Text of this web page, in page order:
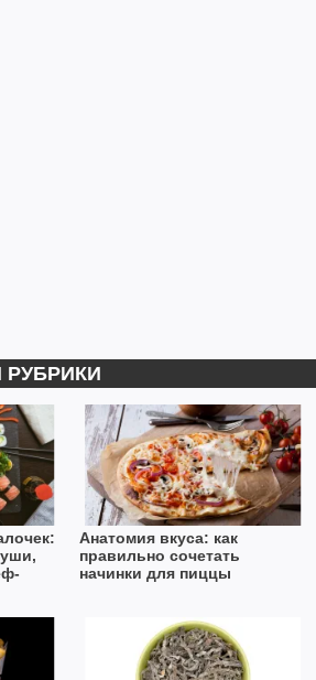
РУБРИКИ
Анатомия вкуса: как
правильно сочетать
начинки для пиццы